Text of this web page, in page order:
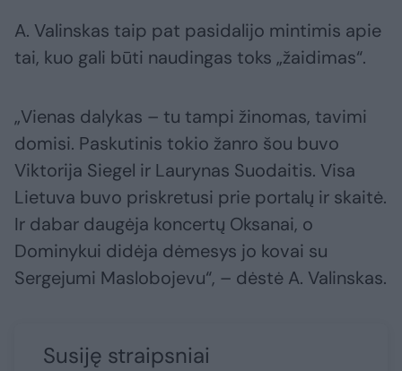
A. Valinskas taip pat pasidalijo mintimis apie
tai, kuo gali būti naudingas toks „žaidimas“.
„Vienas dalykas – tu tampi žinomas, tavimi
domisi. Paskutinis tokio žanro šou buvo
Viktorija Siegel ir Laurynas Suodaitis. Visa
Lietuva buvo priskretusi prie portalų ir skaitė.
Ir dabar daugėja koncertų Oksanai, o
Dominykui didėja dėmesys jo kovai su
Sergejumi Maslobojevu“, – dėstė A. Valinskas.
Susiję straipsniai